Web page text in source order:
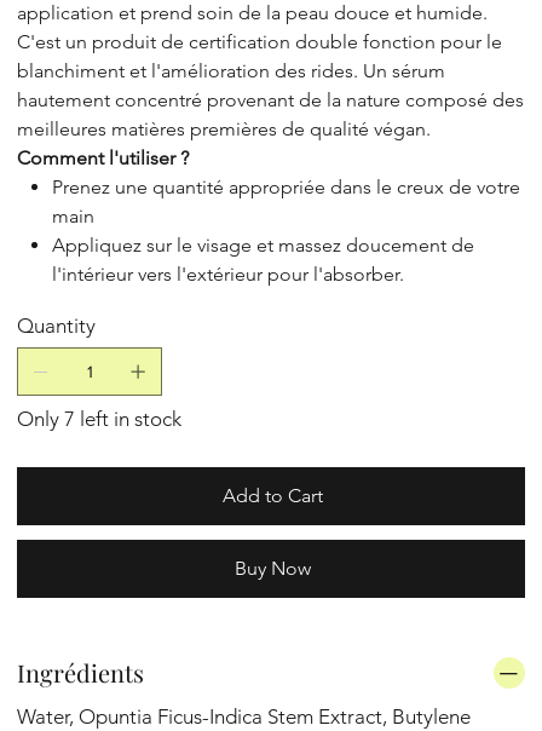
application et prend soin de la peau douce et humide.
C'est un produit de certification double fonction pour le
blanchiment et l'amélioration des rides. Un sérum
hautement concentré provenant de la nature composé des
meilleures matières premières de qualité végan.
Comment l'utiliser ?
Prenez une quantité appropriée dans le creux de votre
main
Appliquez sur le visage et massez doucement de
l'intérieur vers l'extérieur pour l'absorber.
Quantity
Only 7 left in stock
Add to Cart
Buy Now
Ingrédients
Water, Opuntia Ficus-Indica Stem Extract, Butylene